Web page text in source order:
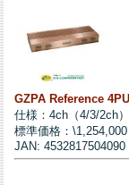
GZPA Reference
仕様：4ch（4/3/2ch
標準価格：\1,254,000
JAN: 4532817504090